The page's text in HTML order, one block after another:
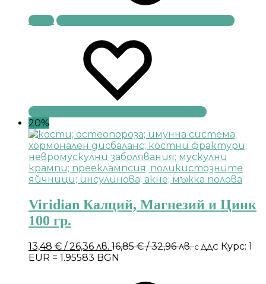
Купи
20%
Viridian Калций, Магнезий и Цинк
100 гр.
13,48 € / 26,36 лв. 16,85€/ 32,96 лв.с ДДС Курс: 1
EUR = 1.95583 BGN